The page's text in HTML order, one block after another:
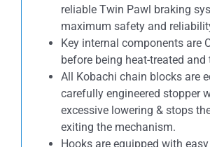
reliable Twin Pawl braking
maximum safety and
Key internal components are
before being heat-treated and
All Kobachi chain blocks are
carefully engineered stopper
excessive lowering & stops
exiting the mechanism.
Hooks are equipped with